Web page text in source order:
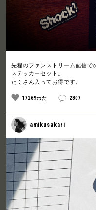
先程のファンストリーム配信で
ステッカーセット。
たくさん入ってお得です。
17269わた 2807
amikusakari